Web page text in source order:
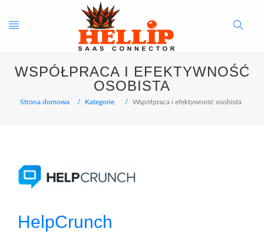
Toggle
navigation
Search
Button
WSPÓŁPRACA I EFEKTYWNOŚĆ
OSOBISTA
Strona domowa Kategorie Współpraca i efektywność osobista
HelpCrunch